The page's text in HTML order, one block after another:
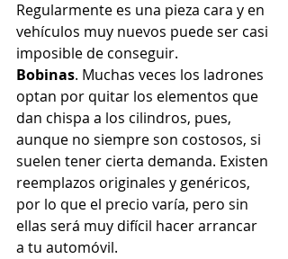
Regularmente es una pieza cara y en
vehículos muy nuevos puede ser casi
imposible de conseguir.
Bobinas. Muchas veces los ladrones
optan por quitar los elementos que
dan chispa a los cilindros, pues,
aunque no siempre son costosos, si
suelen tener cierta demanda. Existen
reemplazos originales y genéricos,
por lo que el precio varía, pero sin
ellas será muy difícil hacer arrancar
a tu automóvil.